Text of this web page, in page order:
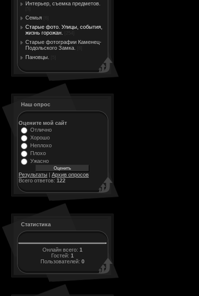
Интерьер, съемка предметов.
Семья
Старые фото. Улицы, события,
жизнь горожан.
Старые фотографии Каменец-
Подольского Замка.
Пановцы.
Наш опрос
Оцените мой сайт
Отлично
Хорошо
Неплохо
Плохо
Ужасно
Результаты | Архив опросов
Всего ответов: 122
Статистика
Онлайн всего: 1
Гостей: 1
Пользователей: 0